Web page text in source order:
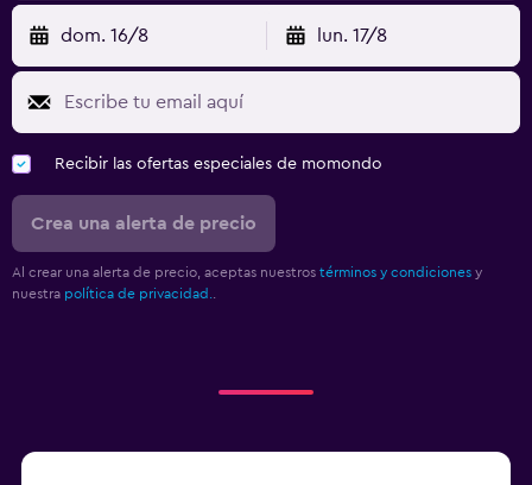
dom. 16/8 lun. 17/8
Recibir las ofertas especiales de momondo
Crea una alerta de precio
Al crear una alerta de precio, aceptas nuestros términos y condiciones y
nuestra política de privacidad.